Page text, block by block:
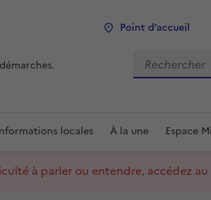
Point d’accueil
Rechercher
locales À la une Espace
à parler ou entendre, accédez au